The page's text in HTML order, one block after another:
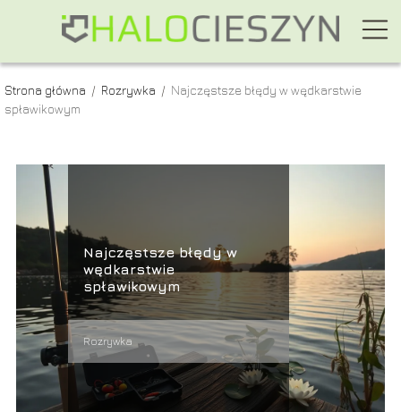
Strona główna / Rozrywka / Najczęstsze błędy w wędkarstwie
spławikowym
Najczęstsze błędy w
wędkarstwie
spławikowym
Rozrywka